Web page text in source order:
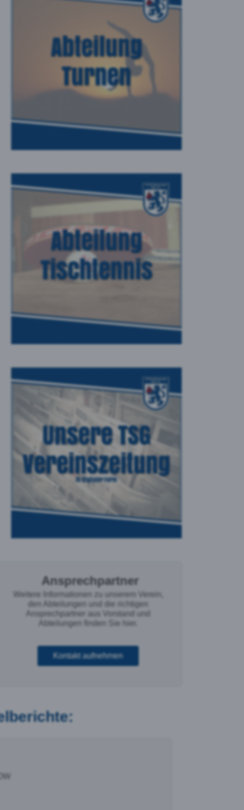
Ansprechpartner
Weitere Informationen zu unserem Verein,
den Abteilungen und die richtigen
Ansprechpartner aus Vorstand und
Abteilungen finden Sie hier.
Kontakt aufnehmen